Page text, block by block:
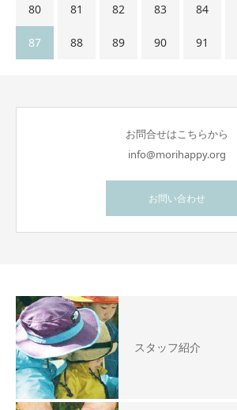
80 81 82 83 84
87 88 89 90 91
お問合せはこちらから
info@morihappy.org
お問い合わせ
スタッフ紹介